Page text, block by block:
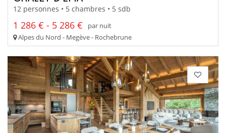
12 personnes • 5 chambres • 5 sdb
1 286 € - 5 286 €
par nuit
Alpes du Nord - Megève - Rochebrune